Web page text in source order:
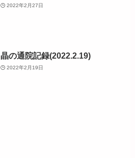
2022年2月27日
晶の通院記録(2022.2.19)
2022年2月19日